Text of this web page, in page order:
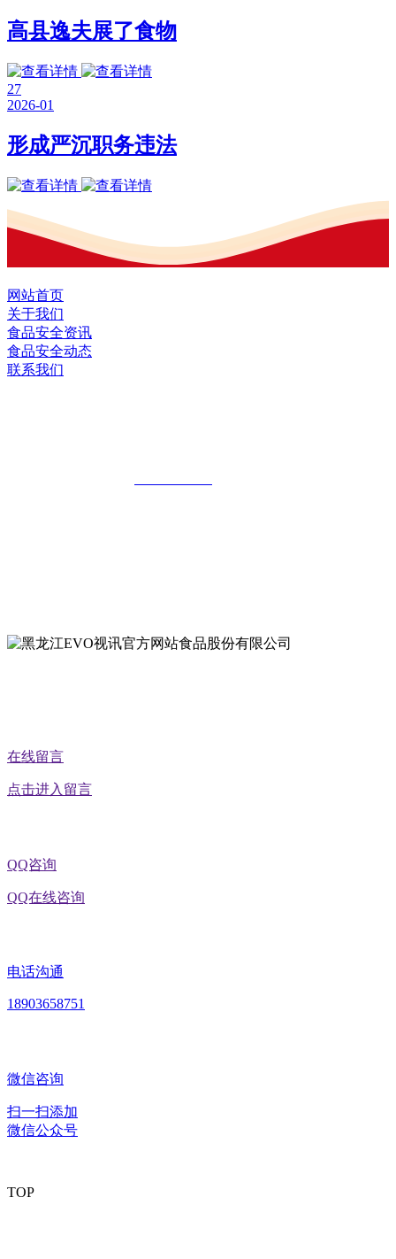
高县逸夫展了食物
27
2026-01
形成严沉职务违法
网站首页
关于我们
食品安全资讯
食品安全动态
联系我们
在线留言
点击进入留言
QQ咨询
QQ在线咨询
电话沟通
18903658751
微信咨询
扫一扫添加
微信公众号
TOP